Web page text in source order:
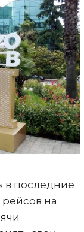
в последние
на